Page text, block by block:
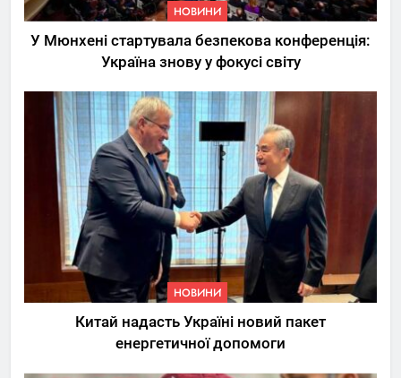
НОВИНИ
У Мюнхені стартувала безпекова конференція:
Україна знову у фокусі світу
НОВИНИ
Китай надасть Україні новий пакет
енергетичної допомоги
5
Трамп вимагає від
Зеленського активних кроків
у мирному процесі
НОВИНИ
КМДА заявила про параліч
“Київтеплоенерго” через
обшуки СБУ
НОВИНИ